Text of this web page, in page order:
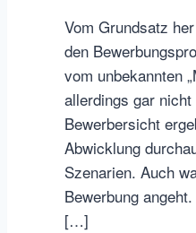
Vom Grundsatz
den
vom unbekannten
allerdings gar
Bewerbersicht
Abwicklung
Szenarien. Auch
Bewerbung angeht.
[…]